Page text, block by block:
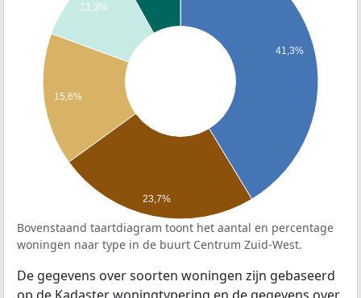
41,3%
11,3%
15,6%
23,7%
Bovenstaand taartdiagram toont het aantal en percentage
woningen naar type in de buurt Centrum Zuid-West.
De gegevens over soorten woningen zijn gebaseerd
op de Kadaster woningtypering en de gegevens over